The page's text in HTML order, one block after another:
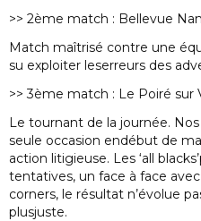
>> 2ème match : Bellevue
Match maîtrisé contre une
su exploiter leserreurs des
>> 3ème match : Le Poiré sur
Le tournant de la journée.
seule occasion endébut de
action litigieuse. Les ‘all
tentatives, un face à face
corners, le résultat n’évolue
plusjuste.